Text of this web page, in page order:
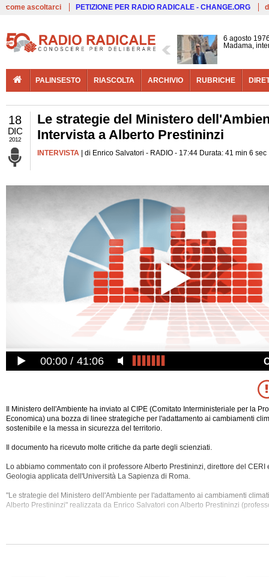
come ascoltarci PETIZIONE PER RADIO RADICALE - CHANGE.ORG
6 agosto
Madama,
PALINSESTO RIASCOLTA ARCHIVIO RUBRICHE
18
DIC
2012
Le strategie del Ministero
Intervista a Alberto Prestininzi
INTERVISTA | di Enrico Salvatori - RADIO - 17:44 Durata: 41 min 6 sec
00:00 41:06
Il Ministero dell'Ambiente ha inviato al CIPE (Comitato Interministeriale per la
Economica) una bozza di linee strategiche per l'adattamento ai cambiamenti
sostenibile e la messa in sicurezza del territorio.
Il documento ha ricevuto molte critiche da parte degli scienziati.
Lo abbiamo commentato con il professore Alberto Prestininzi, direttore del CERI
Geologia applicata dell'Università La Sapienza di Roma.
"Le strategie del Ministero dell'Ambiente per l'adattamento ai cambiamenti
Alberto Prestininzi" realizzata da Enrico Salvatori con Alberto Prestininzi
Nel corso dell'intervista sono stati discussi i seguenti temi: Ambiente, Cipe,